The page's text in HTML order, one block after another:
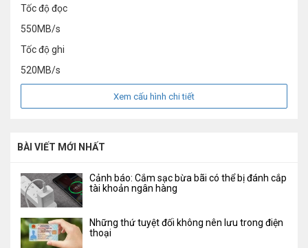
Tốc độ đọc
550MB/s
Tốc độ ghi
520MB/s
Xem cấu hình chi tiết
BÀI VIẾT MỚI NHẤT
Cảnh báo: Cắm sạc bừa bãi có thể bị đánh cắp
tài khoản ngân hàng
Những thứ tuyệt đối không nên lưu trong điện
thoại